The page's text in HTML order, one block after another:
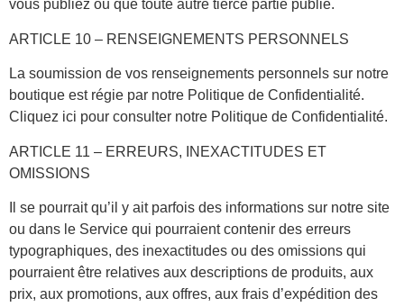
vous publiez ou que toute autre tierce partie publie.
ARTICLE 10 – RENSEIGNEMENTS PERSONNELS
La soumission de vos renseignements personnels sur notre
boutique est régie par notre Politique de Confidentialité.
Cliquez ici pour consulter notre Politique de Confidentialité.
ARTICLE 11 – ERREURS, INEXACTITUDES ET
OMISSIONS
Il se pourrait qu’il y ait parfois des informations sur notre site
ou dans le Service qui pourraient contenir des erreurs
typographiques, des inexactitudes ou des omissions qui
pourraient être relatives aux descriptions de produits, aux
prix, aux promotions, aux offres, aux frais d’expédition des